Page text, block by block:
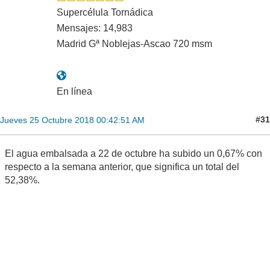
Supercélula Tornádica
Mensajes: 14,983
Madrid Gª Noblejas-Ascao 720 msm
En línea
Jueves 25 Octubre 2018 00:42:51 AM #31
El agua embalsada a 22 de octubre ha subido un 0,67% con
respecto a la semana anterior, que significa un total del
52,38%.